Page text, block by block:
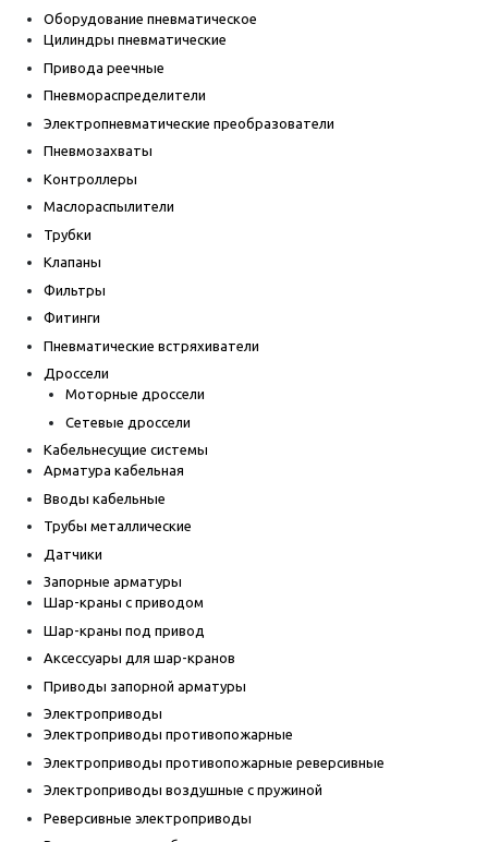
Оборудование пневматическое
Цилиндры пневматические
Привода реечные
Пневмораспределители
Электропневматические преобразователи
Пневмозахваты
Контроллеры
Маслораспылители
Трубки
Клапаны
Фильтры
Фитинги
Пневматические встряхиватели
Дроссели
Моторные дроссели
Сетевые дроссели
Кабельнесущие системы
Арматура кабельная
Вводы кабельные
Трубы металлические
Датчики
Запорные арматуры
Шар-краны с приводом
Шар-краны под привод
Аксессуары для шар-кранов
Приводы запорной арматуры
Электроприводы
Электроприводы противопожарные
Электроприводы противопожарные реверсивные
Электроприводы воздушные с пружиной
Реверсивные электроприводы